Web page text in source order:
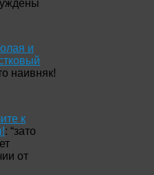
и
наивняк!
к
: “зато
от